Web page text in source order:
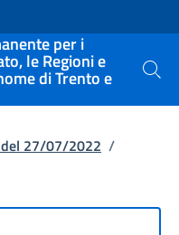
per i
le Regioni e
di Trento e Cerca
27/07/2022 /